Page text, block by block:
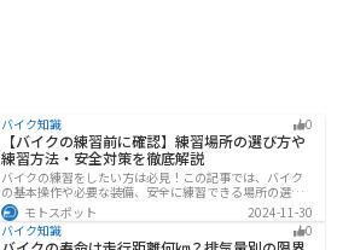
バイク知識 0
【バイクの練習前に確認】練習場所の選び方や
練習方法・安全対策を徹底解説
バイクの練習をしたい方は必見！この記事では、バイク
の基本操作や必要な装備、安全に練習できる場所の選び
方や練習方法を解説しています。実は、バイクの点検や
整備、基本的な練習をバランスよく行うことが大切で
す。この記事を読めば、安全で快適にバイク練習を行う
モトスポット
2024-11-30
バイク知識
0